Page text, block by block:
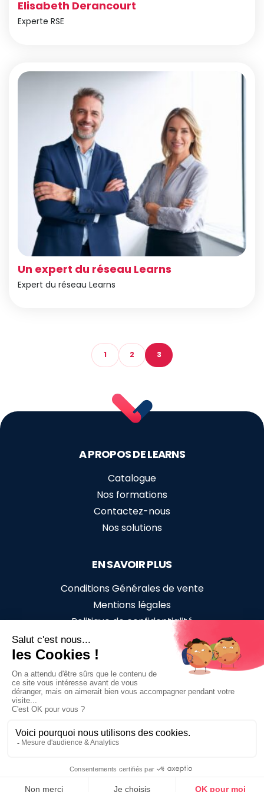
Elisabeth Derancourt
Experte RSE
Un expert du réseau Learns
Expert du réseau Learns
1 2 3
A PROPOS DE LEARNS
Catalogue
Nos formations
Contactez-nous
Nos solutions
EN SAVOIR PLUS
Conditions Générales de vente
Mentions légales
Politique de confidentialité
Accessibilité en situation de handicap
SUIVEZ-NOUS